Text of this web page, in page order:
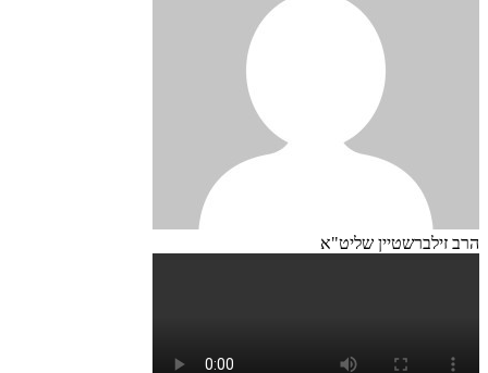
הרב זילברשטיין שליט"א